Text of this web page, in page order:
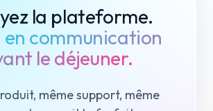
la plateforme.
en communication
le déjeuner.
même support, même